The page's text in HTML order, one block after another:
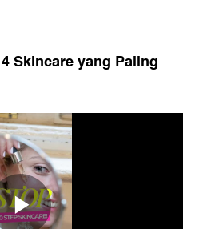
Skincare yang Paling